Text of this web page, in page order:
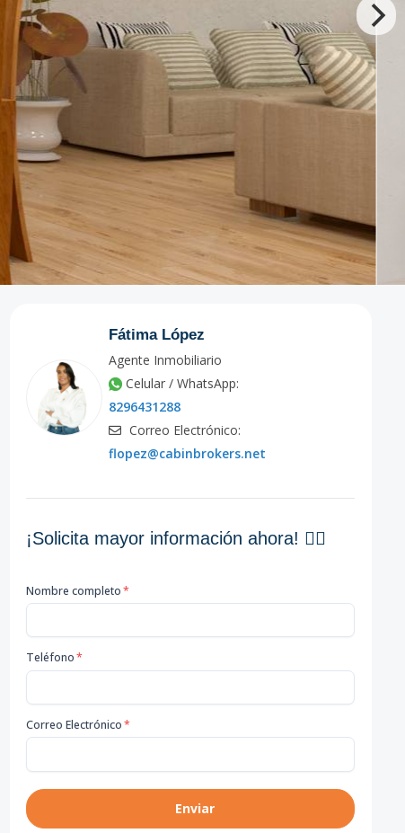
Fátima López
Agente Inmobiliario
Celular / WhatsApp:
8296431288
Correo Electrónico:
flopez@cabinbrokers.net
¡Solicita mayor información ahora! 👇🏽
Nombre completo*
Teléfono*
Correo Electrónico*
Enviar